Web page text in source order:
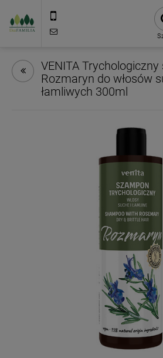
VENITA
Rozmaryn do włosów
łamliwych 300ml